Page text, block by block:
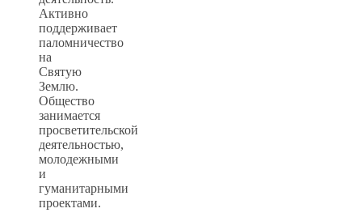
Активно
поддерживает
паломничество
на
Святую
Землю.
Общество
занимается
просветительской
деятельностью,
молодежными
и
гуманитарными
проектами.